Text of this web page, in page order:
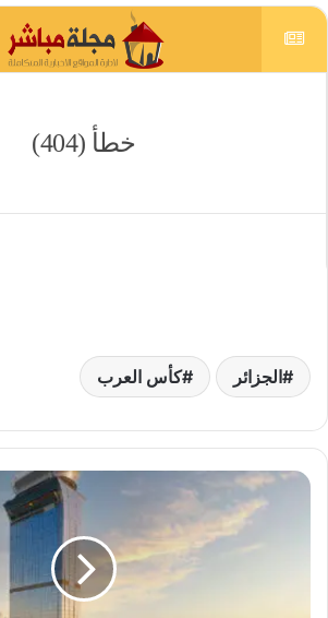
الجزائر كأس العرب